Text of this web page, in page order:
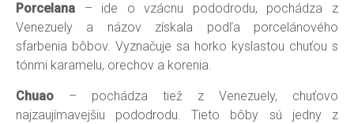
Porcelana – ide o vzácnu pododrodu, pochádza z
Venezuely a názov získala podľa porcelánového
sfarbenia bôbov. Vyznačuje sa horko kyslastou chuťou s
tónmi karamelu, orechov a korenia.
Chuao – pochádza tiež z Venezuely, chuťovo
najzaujímavejšiu pododrodu. Tieto bôby sú jedny z